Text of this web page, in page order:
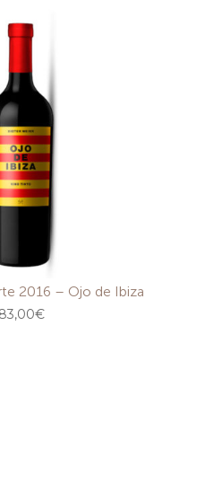
2016 – Ojo de Ibiza
83,00€